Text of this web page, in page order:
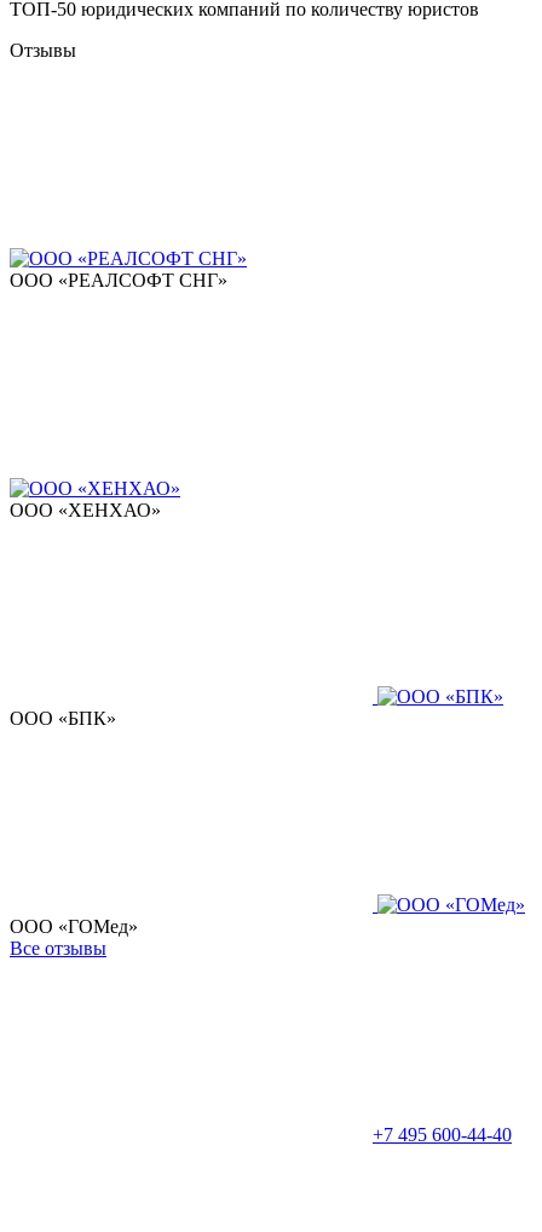
ТОП-50 юридических компаний по количеству юристов
Отзывы
ООО «РЕАЛСОФТ СНГ»
ООО «ХЕНХАО»
ООО «БПК»
ООО «ГОМед»
Все отзывы
+7 495 600-44-40